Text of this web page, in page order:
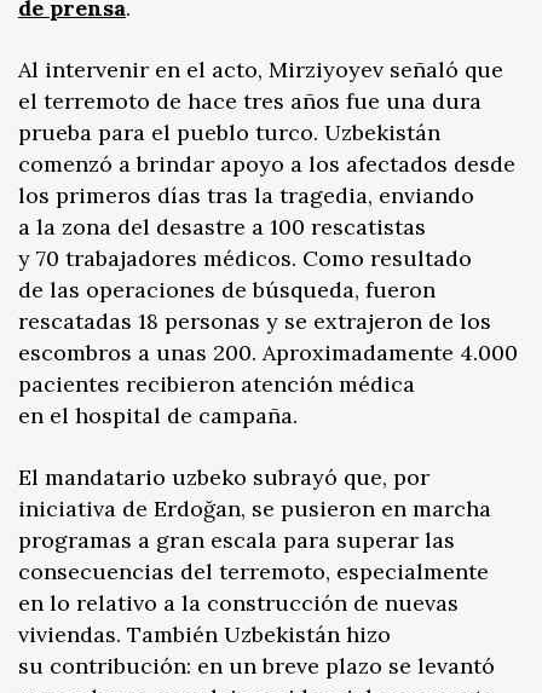
de prensa.
Al intervenir en el acto, Mirziyoyev señaló que
el terremoto de hace tres años fue una dura
prueba para el pueblo turco. Uzbekistán
comenzó a brindar apoyo a los afectados desde
los primeros días tras la tragedia, enviando
a la zona del desastre a 100 rescatistas
y 70 trabajadores médicos. Como resultado
de las operaciones de búsqueda, fueron
rescatadas 18 personas y se extrajeron de los
escombros a unas 200. Aproximadamente 4.000
pacientes recibieron atención médica
en el hospital de campaña.
El mandatario uzbeko subrayó que, por
iniciativa de Erdoğan, se pusieron en marcha
programas a gran escala para superar las
consecuencias del terremoto, especialmente
en lo relativo a la construcción de nuevas
viviendas. También Uzbekistán hizo
su contribución: en un breve plazo se levantó